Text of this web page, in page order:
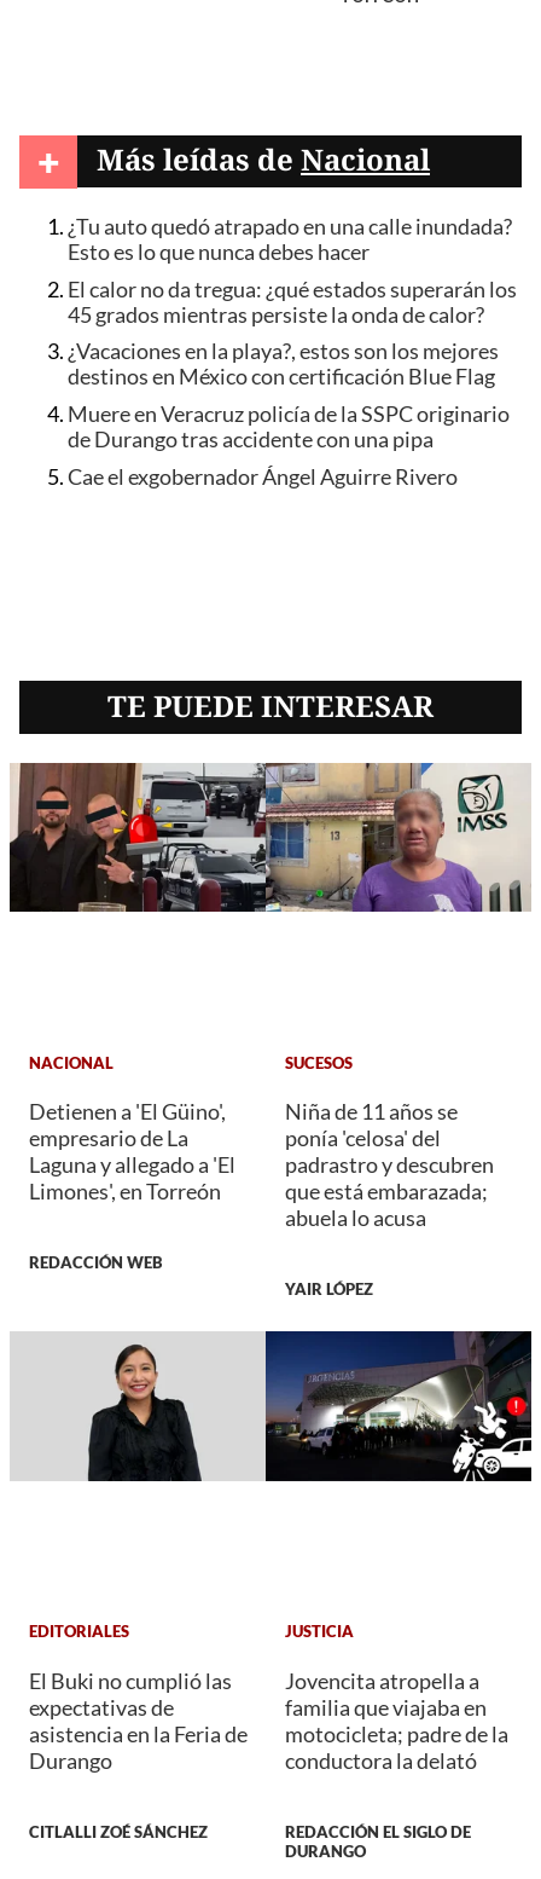
+ Más leídas de Nacional
¿Tu auto quedó atrapado en una calle inundada?
Esto es lo que nunca debes hacer
El calor no da tregua: ¿qué estados superarán los
45 grados mientras persiste la onda de calor?
¿Vacaciones en la playa?, estos son los mejores
destinos en México con certificación Blue Flag
Muere en Veracruz policía de la SSPC originario
de Durango tras accidente con una pipa
Cae el exgobernador Ángel Aguirre Rivero
TE PUEDE INTERESAR
NACIONAL
Detienen a 'El Güino',
empresario de La
Laguna y allegado a 'El
Limones', en Torreón
REDACCIÓN WEB
SUCESOS
Niña de 11 años se
ponía 'celosa' del
padrastro y descubren
que está embarazada;
abuela lo acusa
YAIR LÓPEZ
EDITORIALES
El Buki no cumplió las
expectativas de
asistencia en la Feria de
Durango
CITLALLI ZOÉ SÁNCHEZ
JUSTICIA
Jovencita atropella a
familia que viajaba en
motocicleta; padre de la
conductora la delató
REDACCIÓN EL SIGLO DE
DURANGO